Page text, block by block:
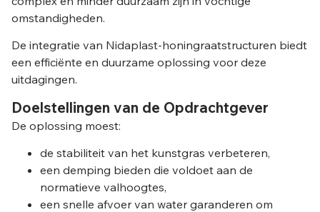
omstandigheden.
De integratie van Nidaplast-honingraatstructuren biedt
een efficiënte en duurzame oplossing voor deze
uitdagingen.
Doelstellingen van de Opdrachtgever
De oplossing moest:
de stabiliteit van het kunstgras verbeteren,
een demping bieden die voldoet aan de
normatieve valhoogtes,
een snelle afvoer van water garanderen om